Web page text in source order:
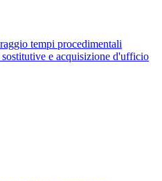
tempi procedimentali
e acquisizione d'ufficio